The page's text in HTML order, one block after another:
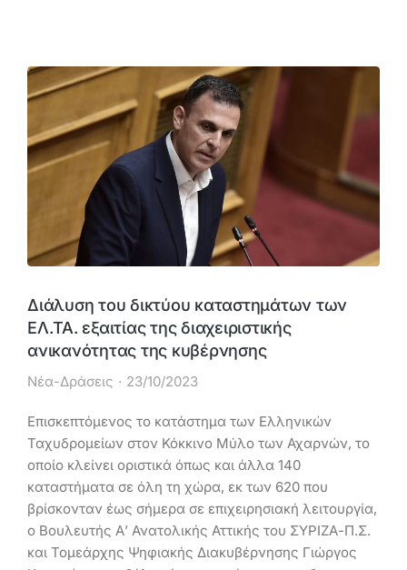
Διάλυση του δικτύου καταστημάτων των
ΕΛ.ΤΑ. εξαιτίας της διαχειριστικής
ανικανότητας της κυβέρνησης
Νέα-Δράσεις 23/10/2023
Επισκεπτόμενος το κατάστημα των Ελληνικών
Ταχυδρομείων στον Κόκκινο Μύλο των Αχαρνών, το
οποίο κλείνει οριστικά όπως και άλλα 140
καταστήματα σε όλη τη χώρα, εκ των 620 που
βρίσκονταν έως σήμερα σε επιχειρησιακή λειτουργία,
ο Βουλευτής Α’ Ανατολικής Αττικής του ΣΥΡΙΖΑ-Π.Σ.
και Τομεάρχης Ψηφιακής Διακυβέρνησης Γιώργος